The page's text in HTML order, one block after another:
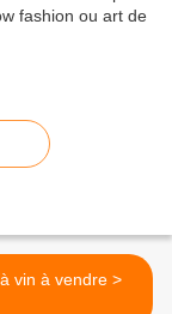
Carafe à vin à vendre >